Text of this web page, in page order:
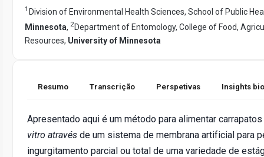
1 Division of Environmental Health Sciences, School of Public
Minnesota, 2Department of Entomology, College of Food,
Resources, University of Minnesota
Resumo Transcrição Perspetivas Insights
Apresentado aqui é um método para alimentar carrapatos
vitro através de um sistema de membrana artificial para
ingurgitamento parcial ou total de uma variedade de